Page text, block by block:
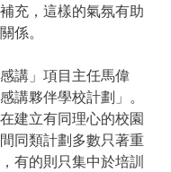
充，這樣的氣氛有助
係。
講」項目主任馬偉
講夥伴學校計劃」。
建立有同理心的校園
同類計劃多數只著重
有的則只集中於培訓